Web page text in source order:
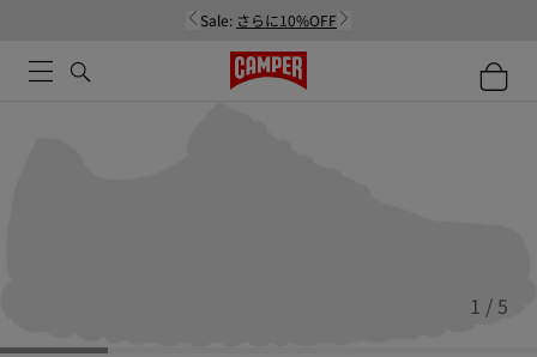
Sale: さらに10%OFF
1 / 5